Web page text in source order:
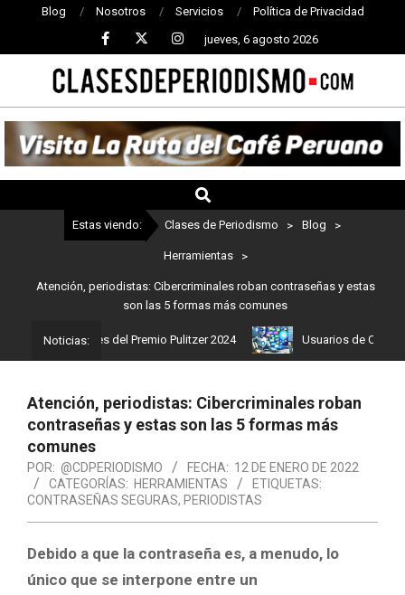
Blog Nosotros Servicios Política de Privacidad
jueves, 6 agosto 2026
CLASES
DE
PERIODISMO
Estas viendo: Clases de Periodismo > Blog >
Herramientas >
Atención, periodistas: Cibercriminales roban contraseñas y estas
son las 5 formas más comunes
Noticias:
ganadores del Premio Pulitzer 2024 Usuarios de ChatGPT
Atención, periodistas: Cibercriminales roban
contraseñas y estas son las 5 formas más
comunes
POR: @CDPERIODISMO FECHA: 12 DE ENERO DE 2022
CATEGORÍAS: HERRAMIENTAS
ETIQUETAS:
CONTRASEÑAS SEGURAS, PERIODISTAS
Debido a que la contraseña es, a menudo, lo
único que se interpone entre un